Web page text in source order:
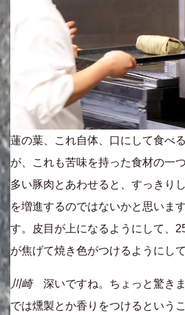
蓮の葉、これ自体、口にして食べ
が、これも苦味を持った食材の一
多い豚肉とあわせると、すっきり
を増進するのではないかと思いま
す。皮目が上になるようにして、
が焦げて焼き色がつけるようにし
川崎深いですね。ちょっと驚き
では燻製とか香りをつけるという